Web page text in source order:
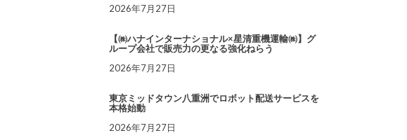
2026年7月27日
【㈱ハナインターナショナル×星清重機運輸㈱】グ
ループ会社で販売力の更なる強化ねらう
2026年7月27日
東京ミッドタウン八重洲でロボット配送サービスを
本格始動
2026年7月27日